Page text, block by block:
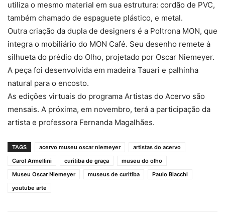
utiliza o mesmo material em sua estrutura: cordão de PVC,
também chamado de espaguete plástico, e metal.
Outra criação da dupla de designers é a Poltrona MON, que
integra o mobiliário do MON Café. Seu desenho remete à
silhueta do prédio do Olho, projetado por Oscar Niemeyer.
A peça foi desenvolvida em madeira Tauari e palhinha
natural para o encosto.
As edições virtuais do programa Artistas do Acervo são
mensais. A próxima, em novembro, terá a participação da
artista e professora Fernanda Magalhães.
TAGS acervo museu oscar niemeyer
artistas do acervo
Carol Armellini
curitiba de graça
museu do olho
Museu Oscar Niemeyer
museus de curitiba
Paulo Biacchi
youtube arte